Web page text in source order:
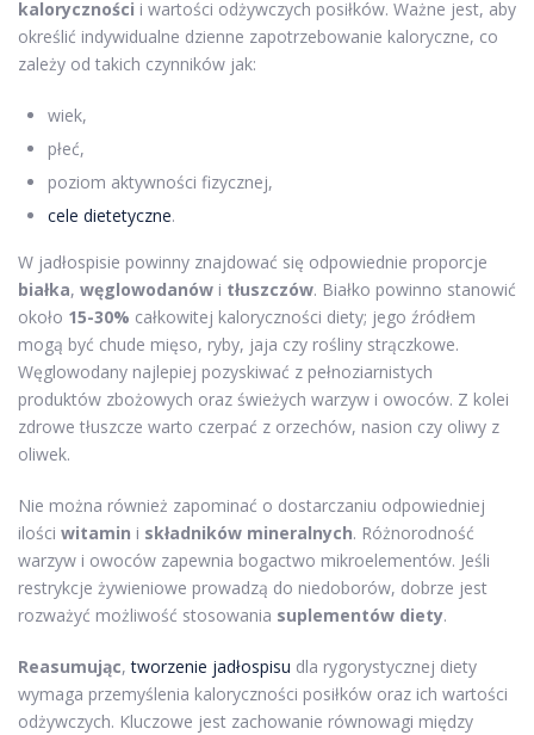
kaloryczności i wartości odżywczych posiłków. Ważne jest, aby
określić indywidualne dzienne zapotrzebowanie kaloryczne, co
zależy od takich czynników jak:
wiek,
płeć,
poziom aktywności fizycznej,
cele dietetyczne.
W jadłospisie powinny znajdować się odpowiednie proporcje
białka, węglowodanów i tłuszczów. Białko powinno stanowić
około 15-30% całkowitej kaloryczności diety; jego źródłem
mogą być chude mięso, ryby, jaja czy rośliny strączkowe.
Węglowodany najlepiej pozyskiwać z pełnoziarnistych
produktów zbożowych oraz świeżych warzyw i owoców. Z kolei
zdrowe tłuszcze warto czerpać z orzechów, nasion czy oliwy z
oliwek.
Nie można również zapominać o dostarczaniu odpowiedniej
ilości witamin i składników mineralnych. Różnorodność
warzyw i owoców zapewnia bogactwo mikroelementów. Jeśli
restrykcje żywieniowe prowadzą do niedoborów, dobrze jest
rozważyć możliwość stosowania suplementów diety.
Reasumując,tworzenie jadłospisu dla rygorystycznej diety
wymaga przemyślenia kaloryczności posiłków oraz ich wartości
odżywczych. Kluczowe jest zachowanie równowagi między